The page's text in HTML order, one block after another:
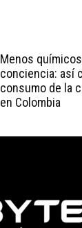
Menos
conciencia: así
consumo de la
en Colombia